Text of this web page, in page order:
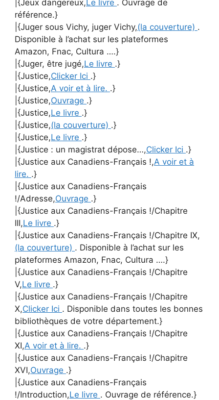
|{Jeux dangereux,Le livre . Ouvrage de
référence.}
|{Juger sous Vichy, juger Vichy,(la couverture) .
Disponible à l’achat sur les plateformes
Amazon, Fnac, Cultura ….}
|{Juger, être jugé,Le livre .}
|{Justice,Clicker Ici .}
|{Justice,A voir et à lire. .}
|{Justice,Ouvrage .}
|{Justice,Le livre .}
|{Justice,(la couverture) .}
|{Justice,Le livre .}
|{Justice : un magistrat dépose…,Clicker Ici .}
|{Justice aux Canadiens-Français !,A voir et à
lire. .}
|{Justice aux Canadiens-Français
!/Adresse,Ouvrage .}
|{Justice aux Canadiens-Français !/Chapitre
III,Le livre .}
|{Justice aux Canadiens-Français !/Chapitre IX,
(la couverture) . Disponible à l’achat sur les
plateformes Amazon, Fnac, Cultura ….}
|{Justice aux Canadiens-Français !/Chapitre
V,Le livre .}
|{Justice aux Canadiens-Français !/Chapitre
X,Clicker Ici . Disponible dans toutes les bonnes
bibliothèques de votre département.}
|{Justice aux Canadiens-Français !/Chapitre
XI,A voir et à lire. .}
|{Justice aux Canadiens-Français !/Chapitre
XVI,Ouvrage .}
|{Justice aux Canadiens-Français
!/Introduction,Le livre . Ouvrage de référence.}